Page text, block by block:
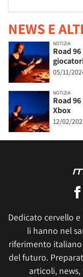
NEWS E
NOTIZIA
Road
05/11/
NOTIZIA
Road
Xbox
12/02/
Dedicato cervello
li hanno nel
riferimento
del futuro.
articoli,